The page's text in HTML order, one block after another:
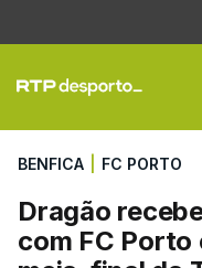
Dragão
BENFICA FC PORTO
Dragão
com FC Porto